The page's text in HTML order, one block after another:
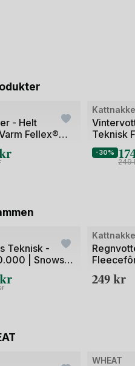
- Helt
Fellex®
Reimatec
Bilde
av
2
Teknisk
-30%
249
Teknisk -
| Snowsuit
kr
Bilde
av
2249kr
Bilde
WHEAT